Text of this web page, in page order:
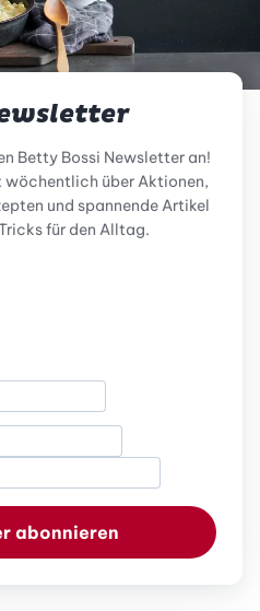
Betty Bossi Newsletter an!
wöchentlich über Aktionen,
und spannende Artikel
für den Alltag.
abonnieren